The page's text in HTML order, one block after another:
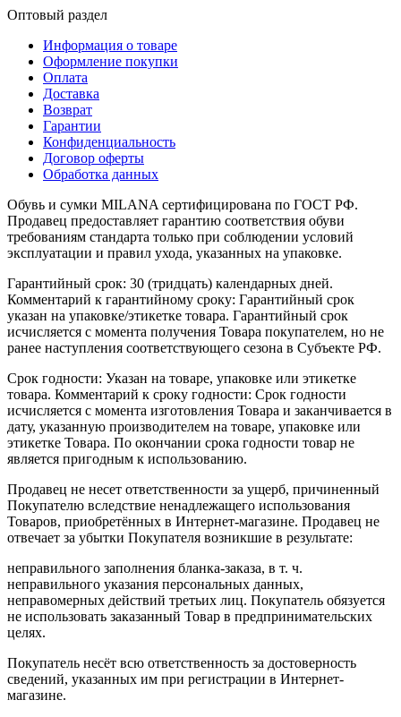
Оптовый раздел
Информация о товаре
Оформление покупки
Оплата
Доставка
Возврат
Гарантии
Конфиденциальность
Договор оферты
Обработка данных
Обувь и сумки MILANA сертифицирована по ГОСТ РФ.
Продавец предоставляет гарантию соответствия обуви
требованиям стандарта только при соблюдении условий
эксплуатации и правил ухода, указанных на упаковке.
Гарантийный срок: 30 (тридцать) календарных дней.
Комментарий к гарантийному сроку: Гарантийный срок
указан на упаковке/этикетке товара. Гарантийный срок
исчисляется с момента получения Товара покупателем, но не
ранее наступления соответствующего сезона в Субъекте РФ.
Срок годности: Указан на товаре, упаковке или этикетке
товара. Комментарий к сроку годности: Срок годности
исчисляется с момента изготовления Товара и заканчивается в
дату, указанную производителем на товаре, упаковке или
этикетке Товара. По окончании срока годности товар не
является пригодным к использованию.
Продавец не несет ответственности за ущерб, причиненный
Покупателю вследствие ненадлежащего использования
Товаров, приобретённых в Интернет-магазине. Продавец не
отвечает за убытки Покупателя возникшие в результате:
неправильного заполнения бланка-заказа, в т. ч.
неправильного указания персональных данных,
неправомерных действий третьих лиц. Покупатель обязуется
не использовать заказанный Товар в предпринимательских
целях.
Покупатель несёт всю ответственность за достоверность
сведений, указанных им при регистрации в Интернет-
магазине.